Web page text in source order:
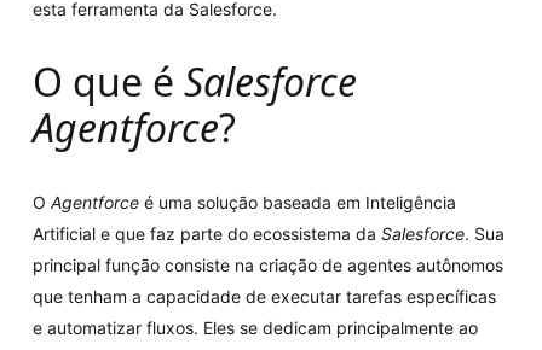
esta ferramenta da Salesforce.
O que é Salesforce
Agentforce?
O Agentforceé uma solução baseada em Inteligência
Artificial e que faz parte do ecossistema da Salesforce. Sua
principal função consiste na criação de agentes autônomos
que tenham a capacidade de executar tarefas específicas
e automatizar fluxos. Eles se dedicam principalmente ao